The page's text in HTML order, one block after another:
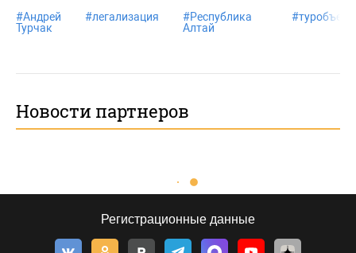
#Андрей
Турчак
#легализация #Республика
Алтай
#
Новости партнеров
Регистрационные данные